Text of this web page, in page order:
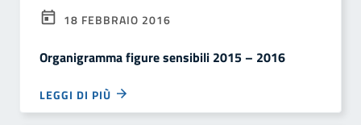
18 FEBBRAIO 2016
Organigramma figure sensibili 2015 – 2016
LEGGI DI PIÙ